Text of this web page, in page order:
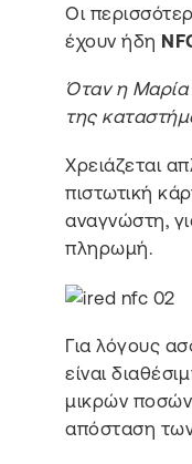
Οι
έχουν ήδη
Όταν η Μαρία
της
Χρειάζεται
πιστωτική
αναγνώστη,
πληρωμή.
Για λόγους
είναι
μικρών ποσών
απόσταση